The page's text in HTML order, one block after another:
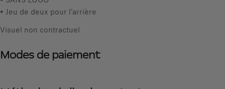
• Jeu de deux pour l'arrière
Visuel non contractuel
Modes de paiement